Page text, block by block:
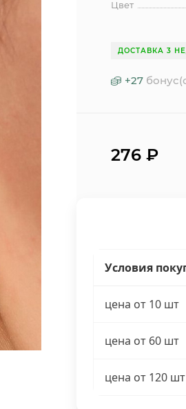
Цвет
ДОСТАВКА 3
+27
276₽
Условия
цена от 10 шт
цена от 60 шт
цена от 120 шт